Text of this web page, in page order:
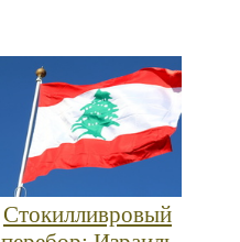
Стокилливровый